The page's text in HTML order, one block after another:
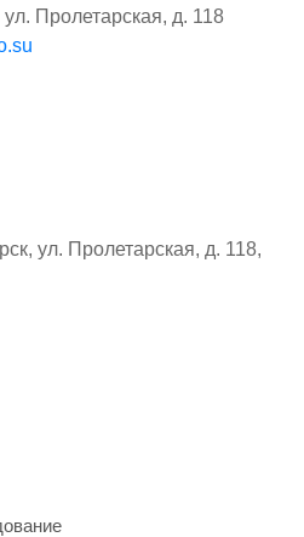
Пролетарская, д. 118
ул. Пролетарская, д. 118,